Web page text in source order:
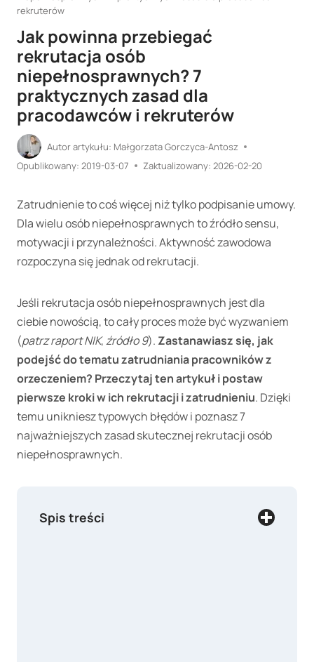
rekruterów
Jak powinna przebiegać
rekrutacja osób
niepełnosprawnych? 7
praktycznych zasad dla
pracodawców i rekruterów
Autor artykułu: Małgorzata Gorczyca-Antosz
Opublikowany: 2019-03-07 Zaktualizowany: 2026-02-20
Zatrudnienie to coś więcej niż tylko podpisanie umowy.
Dla wielu osób niepełnosprawnych to źródło sensu,
motywacji i przynależności. Aktywność zawodowa
rozpoczyna się jednak od rekrutacji.
Jeśli rekrutacja osób niepełnosprawnych jest dla
ciebie nowością, to cały proces może być wyzwaniem
(patrzraport NIK,źródło9). Zastanawiasz się, jak
podejść do tematu zatrudniania pracowników z
orzeczeniem? Przeczytaj ten artykuł i postaw
pierwsze kroki w ich rekrutacji i zatrudnieniu. Dzięki
temu unikniesz typowych błędów i poznasz 7
najważniejszych zasad skutecznej rekrutacji osób
niepełnosprawnych.
Spis treści